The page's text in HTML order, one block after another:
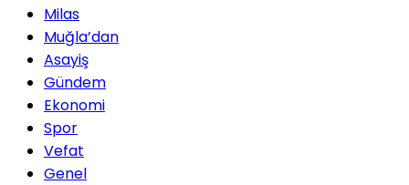
Milas
Muğla’dan
Asayiş
Gündem
Ekonomi
Spor
Vefat
Genel